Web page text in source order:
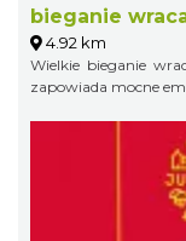
bieganie
4.92 km
Wielkie bieganie
zapowiada mocne